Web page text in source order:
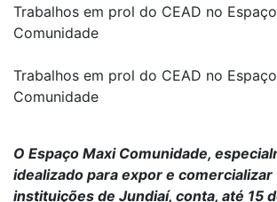
Trabalhos em prol do CEAD no
Comunidade
Trabalhos em prol do CEAD no
Comunidade
O Espaço Maxi Comunidade,
idealizado para expor e comercializar
instituições de Jundiaí, conta, até 15